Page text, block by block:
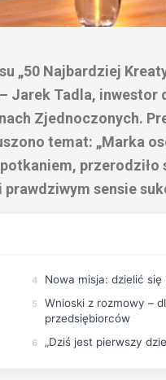
„50 Najbardziej
Tadla, inwestor
Zjednoczonych.
temat: „Marka
przerodziło
sensie
Nowa misja: dzielić się
Wnioski z rozmowy –
przedsiębiorców
„Dziś jest pierwszy